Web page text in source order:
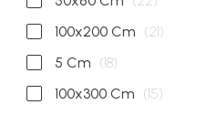
100x200 Cm (21)
5 Cm (18)
100x300 Cm (15)